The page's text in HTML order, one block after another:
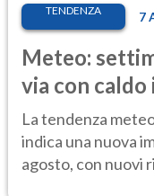
TENDENZA 7
Meteo:
via con
temporale
La tendenza
indica una nuova
agosto, con nuovi